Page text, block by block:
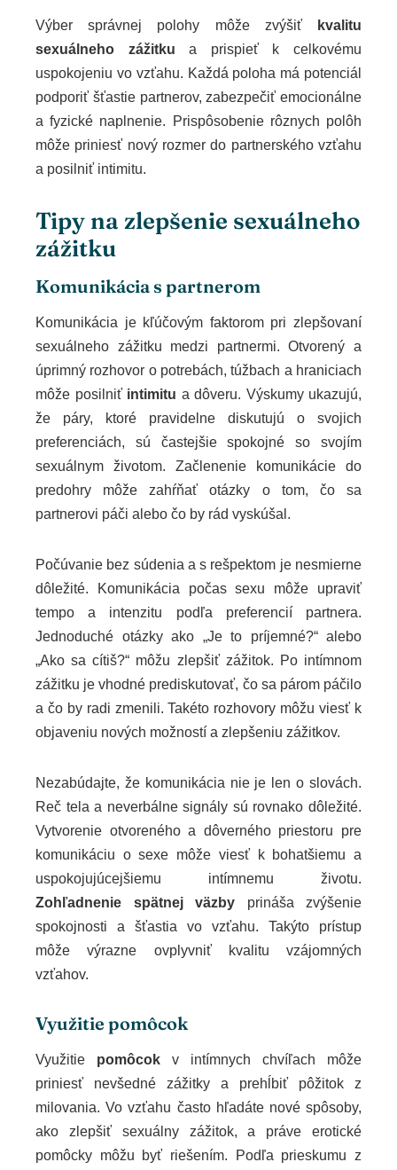
Výber správnej polohy môže zvýšiť
kvalitu
sexuálneho zážitku a prispieť k celkovému
uspokojeniu vo vzťahu. Každá poloha má potenciál
podporiť šťastie partnerov, zabezpečiť emocionálne
a fyzické naplnenie. Prispôsobenie rôznych polôh
môže priniesť nový rozmer do partnerského vzťahu
a posilniť intimitu.
Tipy na zlepšenie sexuálneho
zážitku
Komunikácia s partnerom
Komunikácia je kľúčovým faktorom pri zlepšovaní
sexuálneho zážitku medzi partnermi. Otvorený a
úprimný rozhovor o potrebách, túžbach a hraniciach
môže posilniť intimitu a dôveru. Výskumy ukazujú,
že páry, ktoré pravidelne diskutujú o svojich
preferenciách, sú častejšie spokojné so svojím
sexuálnym životom. Začlenenie komunikácie do
predohry môže zahŕňať otázky o tom, čo sa
partnerovi páči alebo čo by rád vyskúšal.
Počúvanie bez súdenia a s rešpektom je nesmierne
dôležité. Komunikácia počas sexu môže upraviť
tempo a intenzitu podľa preferencií partnera.
Jednoduché otázky ako „Je to príjemné?“ alebo
„Ako sa cítiš?“ môžu zlepšiť zážitok. Po intímnom
zážitku je vhodné prediskutovať, čo sa párom páčilo
a čo by radi zmenili. Takéto rozhovory môžu viesť k
objaveniu nových možností a zlepšeniu zážitkov.
Nezabúdajte, že komunikácia nie je len o slovách.
Reč tela a neverbálne signály sú rovnako dôležité.
Vytvorenie otvoreného a dôverného priestoru pre
komunikáciu o sexe môže viesť k bohatšiemu a
uspokojujúcejšiemu intímnemu životu.
Zohľadnenie spätnej väzby prináša zvýšenie
spokojnosti a šťastia vo vzťahu. Takýto prístup
môže výrazne ovplyvniť kvalitu vzájomných
vzťahov.
Využitie pomôcok
Využitie pomôcok v intímnych chvíľach môže
priniesť nevšedné zážitky a prehĺbiť pôžitok z
milovania. Vo vzťahu často hľadáte nové spôsoby,
ako zlepšiť sexuálny zážitok, a práve erotické
pomôcky môžu byť riešením. Podľa prieskumu z